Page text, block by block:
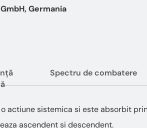
Germania
actiune sistemica si este absorbit
ascendent si descendent.
Spectru de combatere